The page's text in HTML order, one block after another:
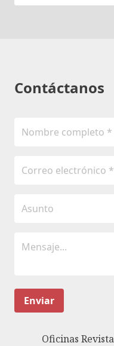
Contáctanos
Enviar
Oficinas